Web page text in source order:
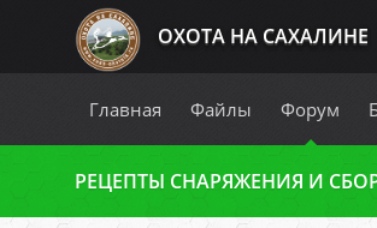
ОХОТА НА САХАЛИНЕ
Главная Файлы Форум
РЕЦЕПТЫ СНАРЯЖЕНИЯ И